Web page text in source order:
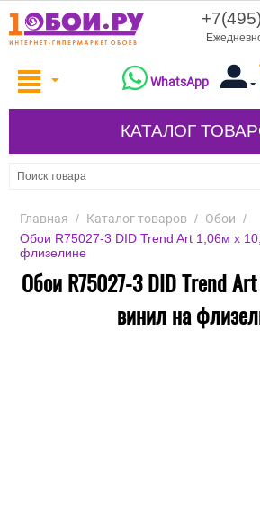
+7(495)
WhatsApp
КАТАЛОГ
Главная / Каталог товаров / Обои /
Обои R75027-3 DID Trend Art 1,06м х
флизелине
Обои R75027-3 DID Trend
винил на